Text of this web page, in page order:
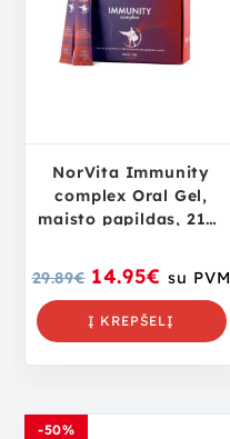
NorVita Immunity
complex Oral Gel,
maisto papildas, 21×8
29.89€ 14.95€ su PVM
Į KREPŠELĮ
-50%